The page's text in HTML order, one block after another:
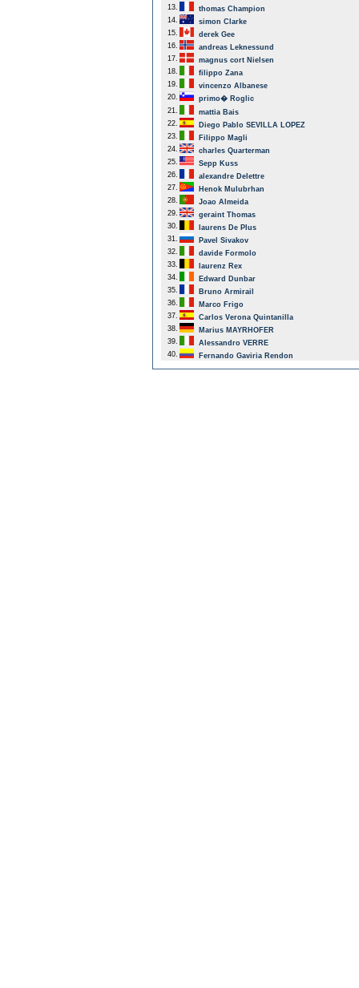
13.
thomas Champion
14.
simon Clarke
15.
derek Gee
16.
andreas Leknessund
17.
magnus cort Nielsen
18.
filippo Zana
19.
vincenzo Albanese
20.
primo� Roglic
21.
mattia Bais
22.
Diego Pablo SEVILLA LOPEZ
23.
Filippo Magli
24.
charles Quarterman
25.
Sepp Kuss
26.
alexandre Delettre
27.
Henok Mulubrhan
28.
Joao Almeida
29.
geraint Thomas
30.
laurens De Plus
31.
Pavel Sivakov
32.
davide Formolo
33.
laurenz Rex
34.
Edward Dunbar
35.
Bruno Armirail
36.
Marco Frigo
37.
Carlos Verona Quintanilla
38.
Marius MAYRHOFER
39.
Alessandro VERRE
40.
Fernando Gaviria Rendon